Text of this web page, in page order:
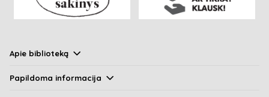
Apie biblioteką
Papildoma informacija